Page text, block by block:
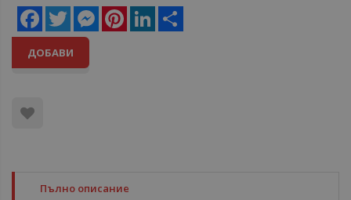
Facebook
Twitter MessengerPinterestLinkedIn
ДОБАВИ
Пълно описание